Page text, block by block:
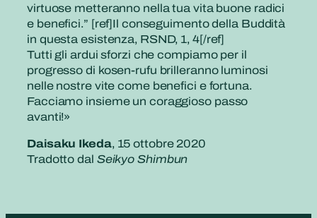
virtuose metteranno nella tua vita buone radici
e benefici.” [ref]Il conseguimento della Buddità
in questa esistenza, RSND, 1, 4[/ref]
Tutti gli ardui sforzi che compiamo per il
progresso di kosen-rufu brilleranno luminosi
nelle nostre vite come benefici e fortuna.
Facciamo insieme un coraggioso passo
avanti!»
Daisaku Ikeda, 15 ottobre 2020
Tradotto dal Seikyo Shimbun